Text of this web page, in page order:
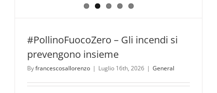
#PollinoFuocoZero – Gli incendi si
prevengono insieme
Byfrancescosallorenzo | Luglio 16th, 2026 | General